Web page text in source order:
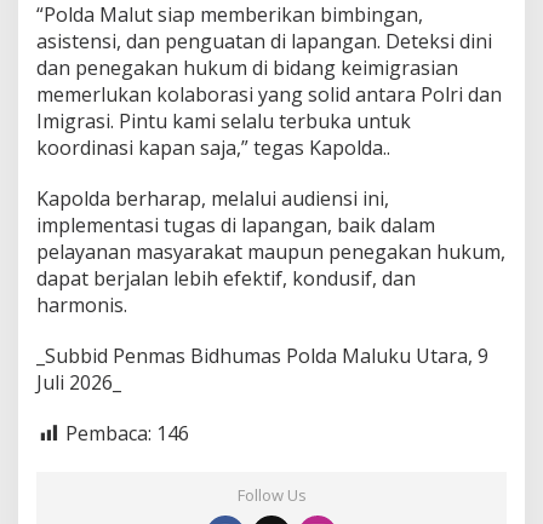
“Polda Malut siap memberikan bimbingan,
asistensi, dan penguatan di lapangan. Deteksi dini
dan penegakan hukum di bidang keimigrasian
memerlukan kolaborasi yang solid antara Polri dan
Imigrasi. Pintu kami selalu terbuka untuk
koordinasi kapan saja,” tegas Kapolda..
Kapolda berharap, melalui audiensi ini,
implementasi tugas di lapangan, baik dalam
pelayanan masyarakat maupun penegakan hukum,
dapat berjalan lebih efektif, kondusif, dan
harmonis.
_Subbid Penmas Bidhumas Polda Maluku Utara, 9
Juli 2026_
Pembaca: 146
Follow Us